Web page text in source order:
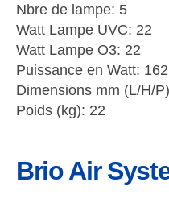
Nbre de lampe: 5
Watt Lampe UVC: 22
Watt Lampe O3: 22
Puissance en Watt: 162
Dimensions mm (L/H/
Poids (kg): 22
Brio Air